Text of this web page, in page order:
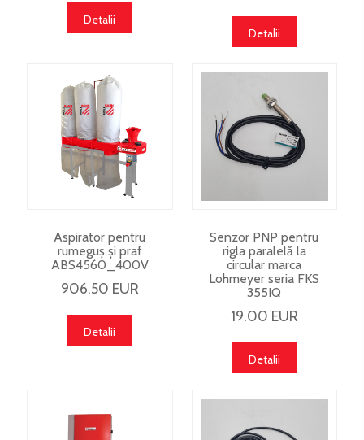
Detalii
Detalii
Aspirator pentru
rumeguș și praf
ABS4560_400V
906.50 EUR
Detalii
Senzor PNP pentru
rigla paralelă la
circular marca
Lohmeyer seria FKS
355IQ
19.00 EUR
Detalii